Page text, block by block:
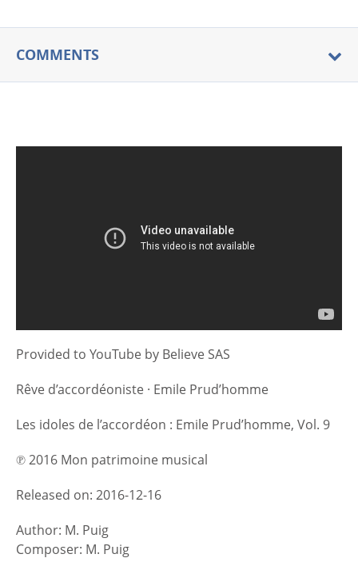
COMMENTS
Provided to YouTube by Believe SAS
Rêve d’accordéoniste · Emile Prud’homme
Les idoles de l’accordéon : Emile Prud’homme, Vol. 9
℗ 2016 Mon patrimoine musical
Released on: 2016-12-16
Author: M. Puig
Composer: M. Puig